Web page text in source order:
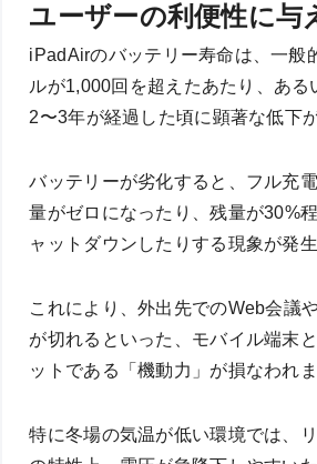
ユーザーの利便性に与
iPadAirのバッテリー寿命は、一般
ルが1,000回を超えたあたり、ある
2〜3年が経過した頃に顕著な低下
バッテリーが劣化すると、フル充
量がゼロになったり、残量が30%
ャットダウンしたりする現象が発生
これにより、外出先でのWeb会議
が切れるといった、モバイル端末
ットである「機動力」が損なわれま
特に冬場の気温が低い環境では、